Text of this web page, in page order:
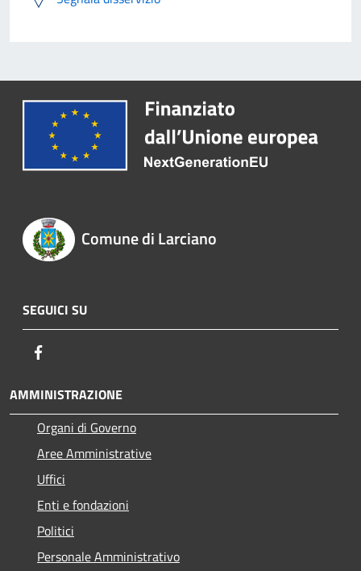
Comune di Larciano
SEGUICI SU
AMMINISTRAZIONE
Organi di Governo
Aree Amministrative
Uffici
Enti e fondazioni
Politici
Personale Amministrativo